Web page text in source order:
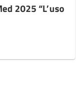
2025 “L’uso